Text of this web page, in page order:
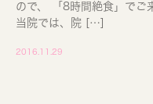
ので、 「8時間絶食」でご
当院では、院 […]
2016.11.29